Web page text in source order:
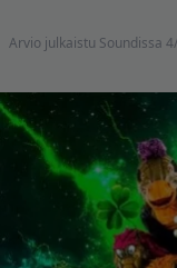
Arvio julkaistu Soundissa